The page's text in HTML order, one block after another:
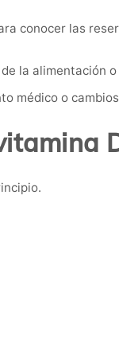
conocer las
la alimentación
médico o